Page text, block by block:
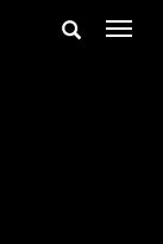
Suche